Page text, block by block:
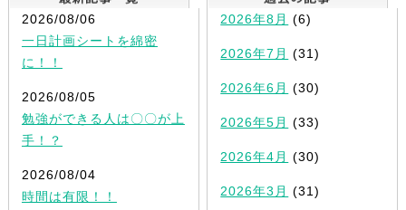
2026/08/06
一日計画シートを綿密
に！！
2026/08/05
勉強ができる人は〇〇が上
手！？
2026/08/04
時間は有限！！
2026年8月 (6)
2026年7月 (31)
2026年6月 (30)
2026年5月 (33)
2026年4月 (30)
2026年3月 (31)